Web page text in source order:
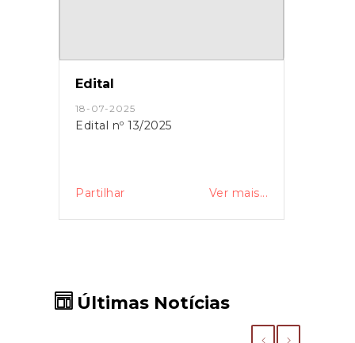
Edital
18-07-2025
Edital nº 13/2025
Partilhar Ver mais...
Últimas Notícias